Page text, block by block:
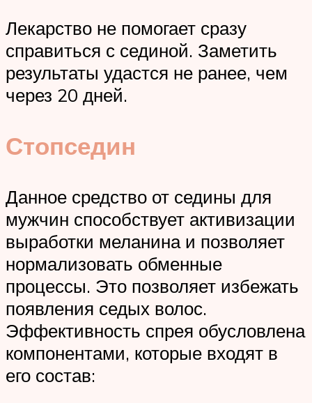
Лекарство не помогает сразу
справиться с сединой. Заметить
результаты удастся не ранее, чем
через 20 дней.
Стопседин
Данное средство от седины для
мужчин способствует активизации
выработки меланина и позволяет
нормализовать обменные
процессы. Это позволяет избежать
появления седых волос.
Эффективность спрея обусловлена
компонентами, которые входят в
его состав: